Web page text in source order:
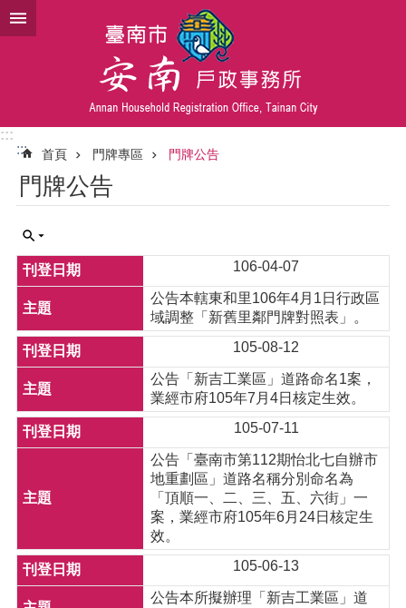
跳到主要內容區塊
:::
:::
首頁 門牌專區 門牌公告
門牌公告
106-04-07
公告本轄東和里106年4月1日行政區
域調整「新舊里鄰門牌對照表」。
105-08-12
公告「新吉工業區」道路命名1案，
業經市府105年7月4日核定生效。
105-07-11
公告「臺南市第112期怡北七自辦市
地重劃區」道路名稱分別命名為
「頂順一、二、三、五、六街」一
案，業經市府105年6月24日核定生
效。
105-06-13
公告本所擬辦理「新吉工業區」道